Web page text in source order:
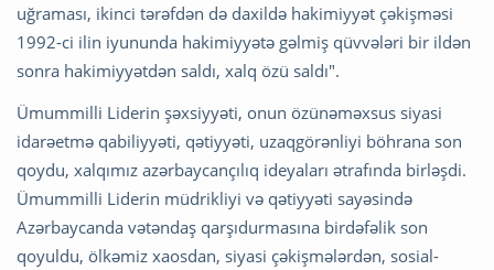
uğraması, ikinci tərəfdən də daxildə hakimiyyət çəkişməsi
1992-ci ilin iyununda hakimiyyətə gəlmiş qüvvələri bir ildən
sonra hakimiyyətdən saldı, xalq özü saldı".
Ümummilli Liderin şəxsiyyəti, onun özünəməxsus siyasi
idarəetmə qabiliyyəti, qətiyyəti, uzaqgörənliyi böhrana son
qoydu, xalqımız azərbaycançılıq ideyaları ətrafında birləşdi.
Ümummilli Liderin müdrikliyi və qətiyyəti sayəsində
Azərbaycanda vətəndaş qarşıdurmasına birdəfəlik son
qoyuldu, ölkəmiz xaosdan, siyasi çəkişmələrdən, sosial-